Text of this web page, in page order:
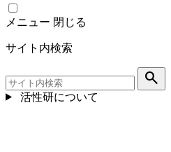
メニュー 閉じる
サイト内検索
search
活性研について